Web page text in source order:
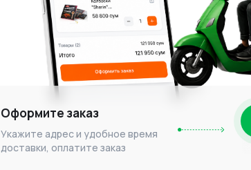
Оформите заказ
Укажите адрес и удобное время
доставки, оплатите заказ